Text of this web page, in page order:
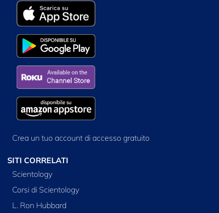
Crea un tuo account di accesso gratuito
SITI CORRELATI
Scientology
Corsi di Scientology
L. Ron Hubbard